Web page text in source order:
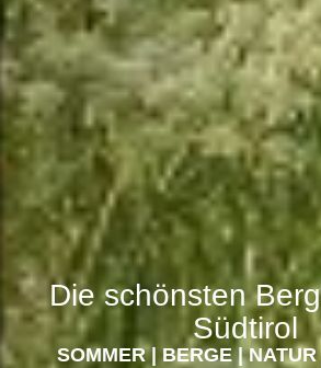
Die schönsten
Südtirol
SOMMER | BERGE | NATUR